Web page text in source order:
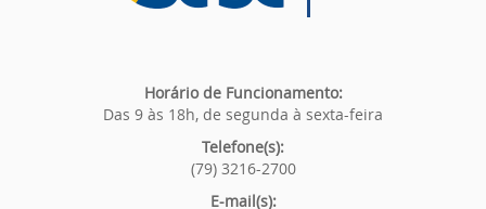
Horário de Funcionamento:
Das 9 às 18h, de segunda à sexta-feira
Telefone(s):
(79) 3216-2700
E-mail(s):